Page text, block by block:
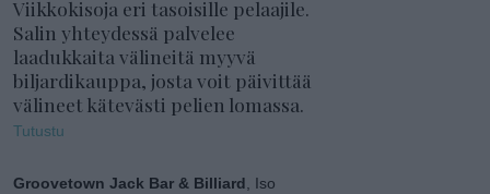
Viikkokisoja eri tasoisille pelaajile.
Salin yhteydessä palvelee
laadukkaita välineitä myyvä
biljardikauppa, josta voit päivittää
välineet kätevästi pelien lomassa.
Tutustu
Groovetown Jack Bar & Billiard, Iso